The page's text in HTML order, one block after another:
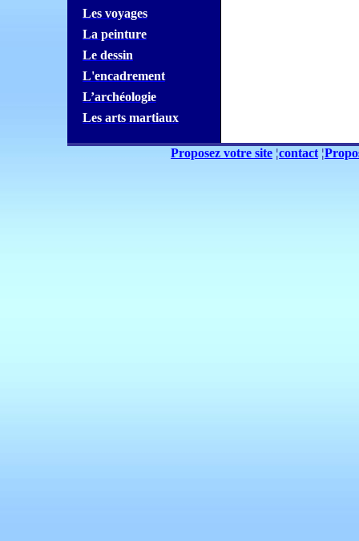
Les voyages
La peinture
Le dessin
L'encadrement
L’archéologie
Les arts martiaux
Proposez votre site ¦contact ¦